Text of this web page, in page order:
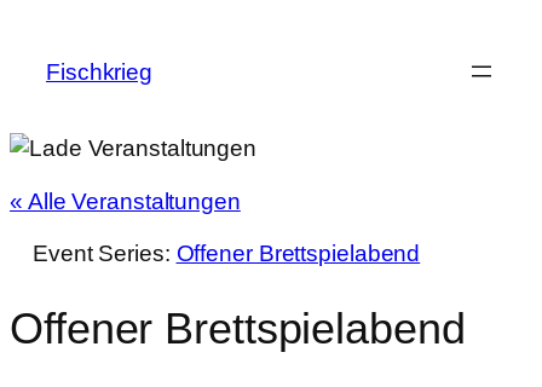
Fischkrieg
« Alle Veranstaltungen
Event Series: Offener Brettspielabend
Offener Brettspielabend